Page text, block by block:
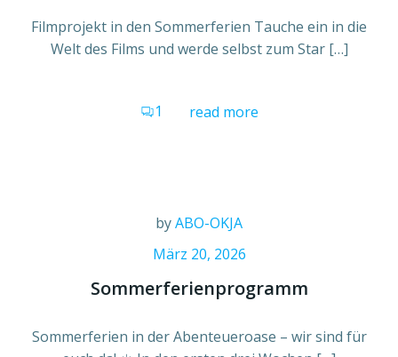
Filmprojekt in den Sommerferien Tauche ein in die
Welt des Films und werde selbst zum Star […]
1 read more
byABO-OKJA
März 20, 2026
Sommerferienprogramm
Sommerferien in der Abenteueroase – wir sind für